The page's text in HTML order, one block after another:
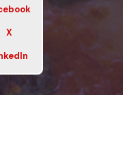
X